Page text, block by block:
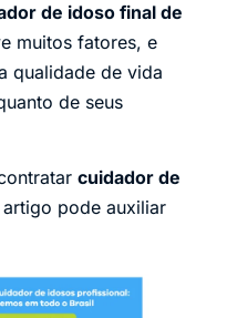
de idoso final de
muitos fatores, e
qualidade de vida
de seus
cuidador de
artigo pode auxiliar